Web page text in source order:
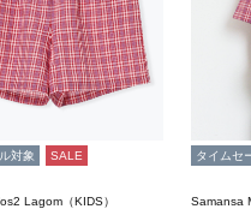
対象 SALE
Lagom（KIDS）
タイムセ
Samansa